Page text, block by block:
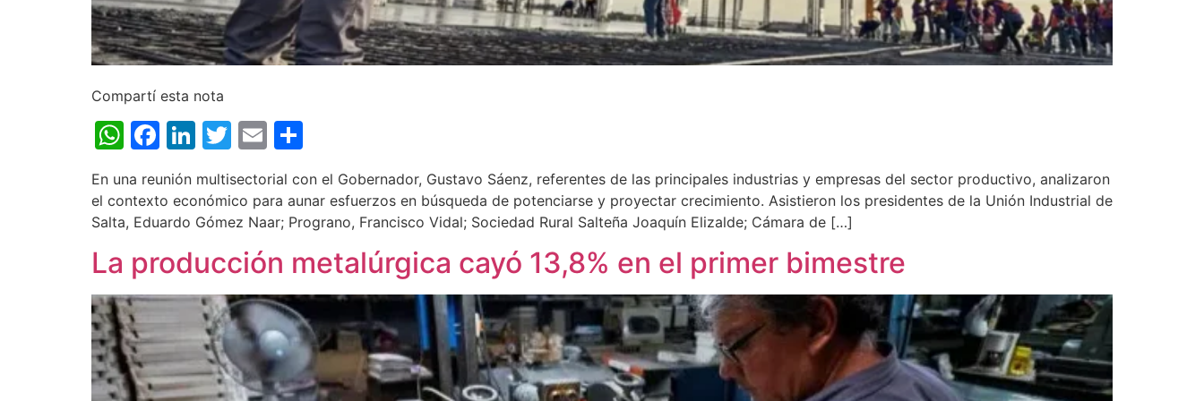
Compartí esta nota
WhatsApp
Facebook
LinkedIn
Twitter
Email
En una reunión multisectorial con el Gobernador, Gustavo Sáenz, referentes de las principales industrias y empresas del sector productivo, analizaron
el contexto económico para aunar esfuerzos en búsqueda de potenciarse y proyectar crecimiento. Asistieron los presidentes de la Unión Industrial de
Salta, Eduardo Gómez Naar; Prograno, Francisco Vidal; Sociedad Rural Salteña Joaquín Elizalde; Cámara de […]
La producción metalúrgica cayó 13,8% en el primer bimestre